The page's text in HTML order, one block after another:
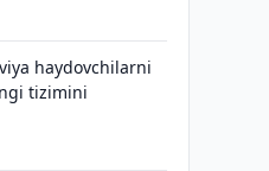
haydovchilarni
tizimini